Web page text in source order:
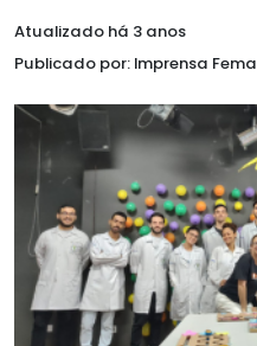
Atualizado há 3 anos
Publicado por: Imprensa Fema